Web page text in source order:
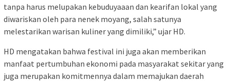
tanpa harus melupakan kebuduyaaan dan kearifan lokal yang
diwariskan oleh para nenek moyang, salah satunya
melestarikan warisan kuliner yang dimiliki,” ujar HD.
HD mengatakan bahwa festival ini juga akan memberikan
manfaat pertumbuhan ekonomi pada masyarakat sekitar yang
juga merupakan komitmennya dalam memajukan daerah